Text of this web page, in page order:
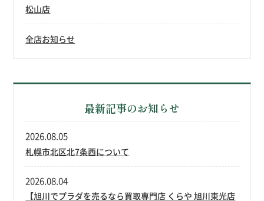
松山店
全店お知らせ
最新記事のお知らせ
札幌市北区北7条西について
2026.08.05
【旭川でプラダを売るなら買取専門店 くらや 旭川東光店
2026.08.04